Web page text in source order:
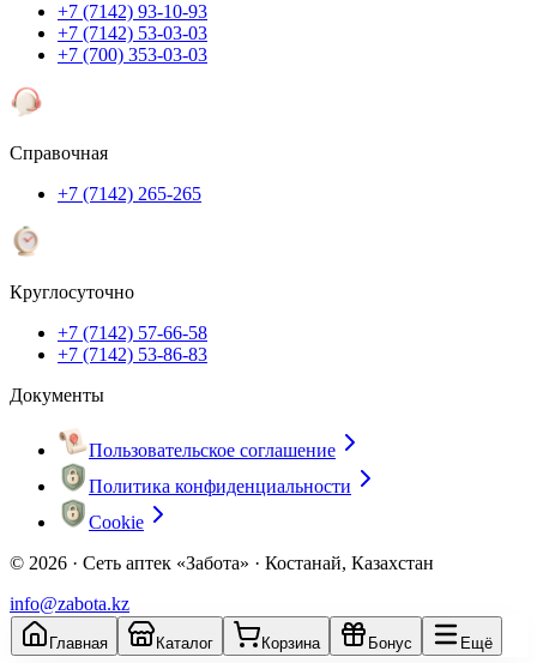
+7 (7142) 93-10-93
+7 (7142) 53-03-03
+7 (700) 353-03-03
Справочная
+7 (7142) 265-265
Круглосуточно
+7 (7142) 57-66-58
+7 (7142) 53-86-83
Документы
Пользовательское соглашение
Политика конфиденциальности
Cookie
© 2026 · Сеть аптек «Забота» · Костанай, Казахстан
info@zabota.kz
Главная Каталог Корзина Бонус Ещё